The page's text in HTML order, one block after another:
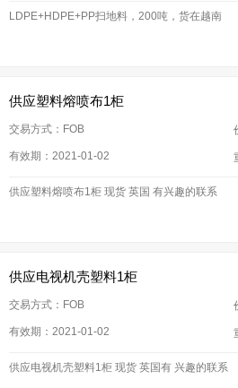
LDPE+HDPE+PP扫地料，200吨，货在越南
供应塑料熔喷布1柜
交易方式：FOB
有效期：2021-01-02
供应塑料熔喷布1柜 现货 英国 有兴趣的联系
供应电视机壳塑料1柜
交易方式：FOB
有效期：2021-01-02
供应电视机壳塑料1柜 现货 英国有 兴趣的联系